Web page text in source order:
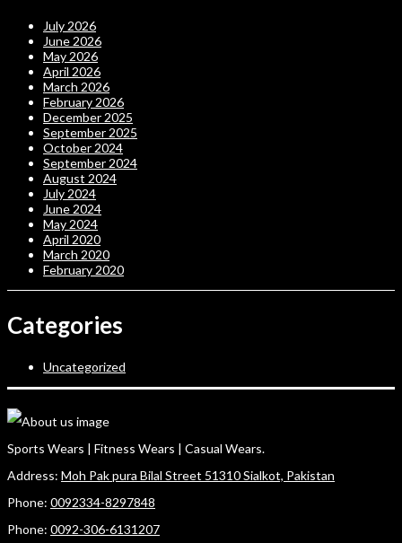
July 2026
June 2026
May 2026
April 2026
March 2026
February 2026
December 2025
September 2025
October 2024
September 2024
August 2024
July 2024
June 2024
May 2024
April 2020
March 2020
February 2020
Categories
Uncategorized
Sports Wears | Fitness Wears | Casual Wears.
Address: Moh Pak pura Bilal Street 51310 Sialkot, Pakistan
Phone: 0092334-8297848
Phone: 0092-306-6131207